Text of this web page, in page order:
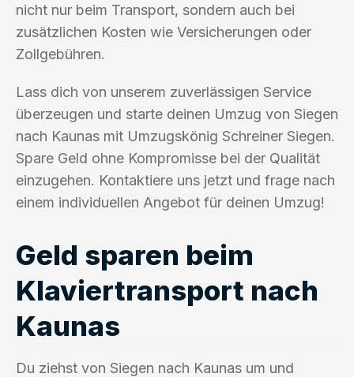
nicht nur beim Transport, sondern auch bei
zusätzlichen Kosten wie Versicherungen oder
Zollgebühren.
Lass dich von unserem zuverlässigen Service
überzeugen und starte deinen Umzug von Siegen
nach Kaunas mit Umzugskönig Schreiner Siegen.
Spare Geld ohne Kompromisse bei der Qualität
einzugehen. Kontaktiere uns jetzt und frage nach
einem individuellen Angebot für deinen Umzug!
Geld sparen beim
Klaviertransport nach
Kaunas
Du ziehst von Siegen nach Kaunas um und